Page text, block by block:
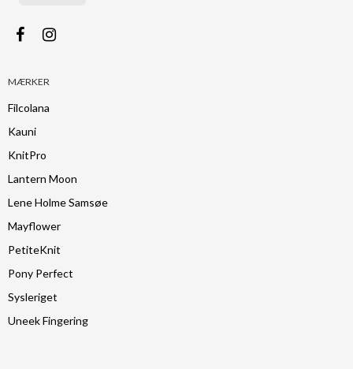
MÆRKER
Filcolana
Kauni
KnitPro
Lantern Moon
Lene Holme Samsøe
Mayflower
PetiteKnit
Pony Perfect
Sysleriget
Uneek Fingering